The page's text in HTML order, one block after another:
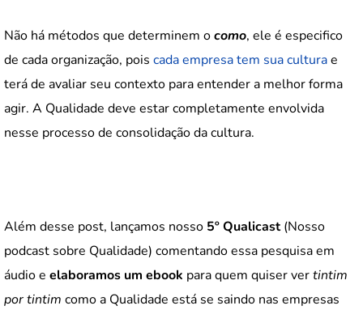
Não há métodos que determinem ocomo, ele é especifico
de cada organização, pois cada empresa tem sua culturae
terá de avaliar seu contexto para entender a melhor forma
agir. A Qualidade deve estar completamente envolvida
nesse processo de consolidação da cultura.
Além desse post, lançamos nosso 5º Qualicast(Nosso
podcast sobre Qualidade) comentando essa pesquisa em
áudio e elaboramos um ebook para quem quiser vertintim
por tintim como a Qualidade está se saindo nas empresas